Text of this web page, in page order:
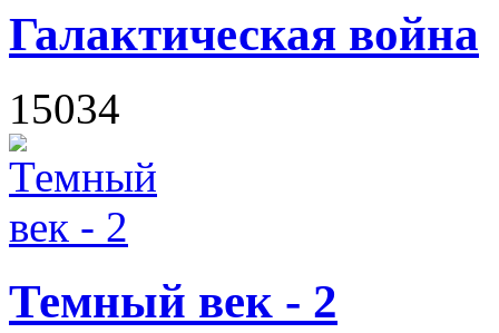
Галактическая война
15034
Темный век - 2